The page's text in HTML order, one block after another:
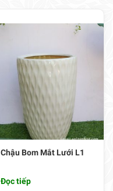
Chậu Bom Mắt Lưới L1
Đọc tiếp